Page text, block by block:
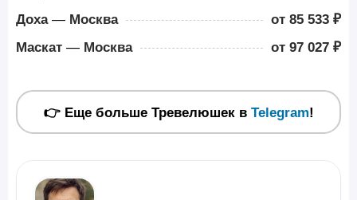
Доха— Москва
от 85 533 ₽
Маскат — Москва от 97 027 ₽
👉 Еще больше Тревелюшек в Telegram!